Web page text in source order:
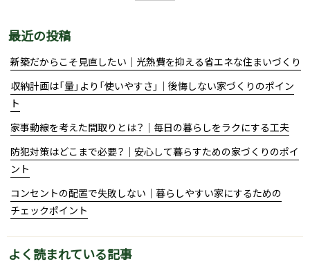
最近の投稿
新築だからこそ見直したい｜光熱費を抑える省エネな住まいづくり
収納計画は「量」より「使いやすさ」｜後悔しない家づくりのポイン
ト
家事動線を考えた間取りとは？｜毎日の暮らしをラクにする工夫
防犯対策はどこまで必要？｜安心して暮らすための家づくりのポイ
ント
コンセントの配置で失敗しない｜暮らしやすい家にするための
チェックポイント
よく読まれている記事